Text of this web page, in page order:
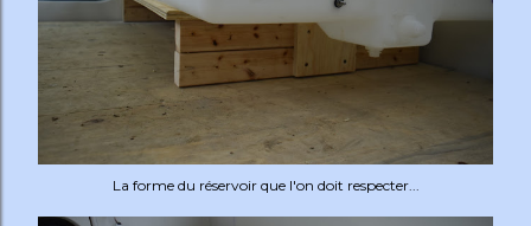
La forme du réservoir que l'on doit respecter...